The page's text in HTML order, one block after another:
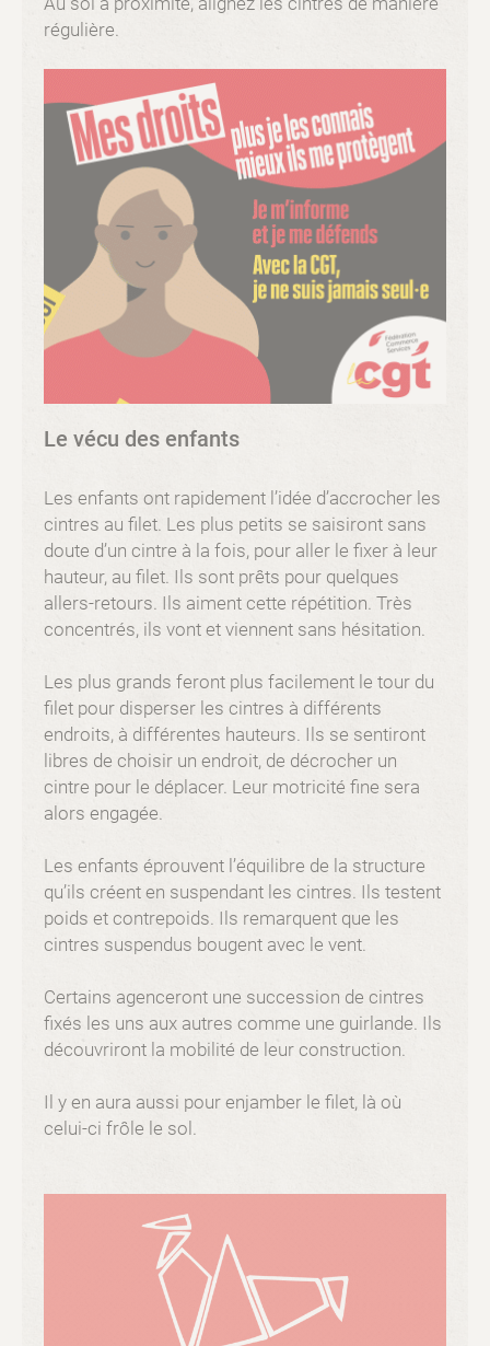
régulière.
Le vécu des enfants
Les enfants ont rapidement l’idée d’accrocher les
cintres au filet. Les plus petits se saisiront sans
doute d’un cintre à la fois, pour aller le fixer à leur
hauteur, au filet. Ils sont prêts pour quelques
allers-retours. Ils aiment cette répétition. Très
concentrés, ils vont et viennent sans hésitation.
Les plus grands feront plus facilement le tour du
filet pour disperser les cintres à différents
endroits, à différentes hauteurs. Ils se sentiront
libres de choisir un endroit, de décrocher un
cintre pour le déplacer. Leur motricité fine sera
alors engagée.
Les enfants éprouvent l’équilibre de la structure
qu’ils créent en suspendant les cintres. Ils testent
poids et contrepoids. Ils remarquent que les
cintres suspendus bougent avec le vent.
Certains agenceront une succession de cintres
fixés les uns aux autres comme une guirlande. Ils
découvriront la mobilité de leur construction.
Il y en aura aussi pour enjamber le filet, là où
celui-ci frôle le sol.